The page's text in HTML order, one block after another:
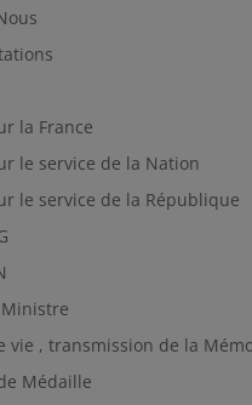
la France
le service de la Nation
le service de la République
vie , transmission de la
Médaille